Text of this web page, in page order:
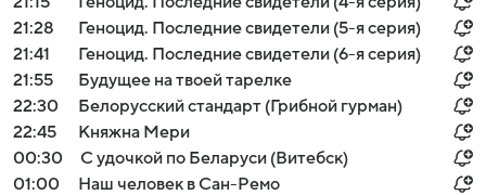
21:28
Геноцид. Последние свидетели (5-я серия)
21:41
Геноцид. Последние свидетели (6-я серия)
21:55
Будущее на твоей тарелке
22:30
Белорусский стандарт (Грибной гурман)
22:45
Княжна Мери
00:30
С удочкой по Беларуси (Витебск)
01:00
Наш человек в Сан-Ремо